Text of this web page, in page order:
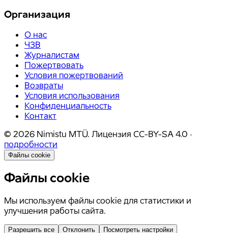
Организация
О нас
ЧЗВ
Журналистам
Пожертвовать
Условия пожертвований
Возвраты
Условия использования
Конфиденциальность
Контакт
© 2026 Nimistu MTÜ. Лицензия CC-BY-SA 4.0 ·
подробности
Файлы cookie
Файлы cookie
Мы используем файлы cookie для статистики и
улучшения работы сайта.
Разрешить все Отклонить Посмотреть настройки